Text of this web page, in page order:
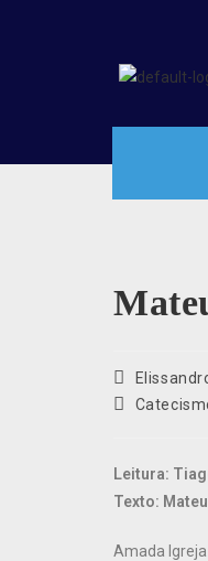
Leitura:
Texto:
Amada